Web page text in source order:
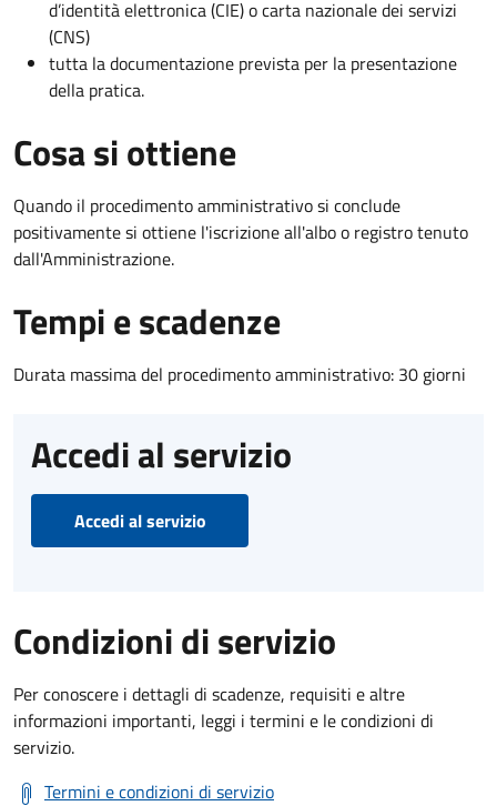
d’identità elettronica (CIE) o carta nazionale dei servizi
(CNS)
tutta la documentazione prevista per la presentazione
della pratica.
Cosa si ottiene
Quando il procedimento amministrativo si conclude
positivamente si ottiene l'iscrizione all'albo o registro tenuto
dall'Amministrazione.
Tempi e scadenze
Durata massima del procedimento amministrativo: 30 giorni
Accedi al servizio
Accedi al servizio
Condizioni di servizio
Per conoscere i dettagli di scadenze, requisiti e altre
informazioni importanti, leggi i termini e le condizioni di
servizio.
Termini e condizioni di servizio